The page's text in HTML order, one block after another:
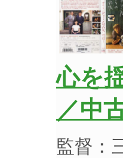
心を
／中
監督：